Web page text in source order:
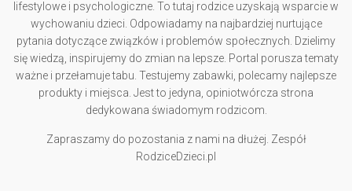
lifestylowe i psychologiczne. To tutaj rodzice uzyskają wsparcie w
wychowaniu dzieci. Odpowiadamy na najbardziej nurtujące
pytania dotyczące związków i problemów społecznych. Dzielimy
się wiedzą, inspirujemy do zmian na lepsze. Portal porusza tematy
ważne i przełamuje tabu. Testujemy zabawki, polecamy najlepsze
produkty i miejsca. Jest to jedyna, opiniotwórcza strona
dedykowana świadomym rodzicom.
Zapraszamy do pozostania z nami na dłużej. Zespół
RodziceDzieci.pl